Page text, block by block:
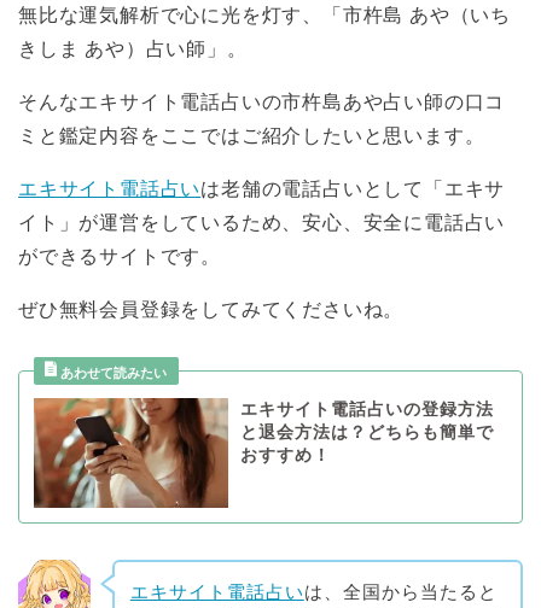
無比な運気解析で心に光を灯す、「市杵島 あや（いち
きしま あや）占い師」。
そんなエキサイト電話占いの市杵島あや占い師の口コ
ミと鑑定内容をここではご紹介したいと思います。
エキサイト電話占いは老舗の電話占いとして「エキサ
イト」が運営をしているため、安心、安全に電話占い
ができるサイトです。
ぜひ無料会員登録をしてみてくださいね。
エキサイト電話占いの登録方法
と退会方法は？どちらも簡単で
おすすめ！
エキサイト電話占いは、全国から当たると